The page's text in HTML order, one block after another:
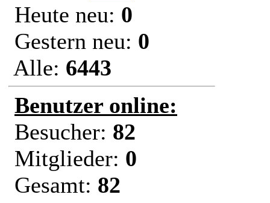
Heute neu: 0
Gestern neu: 0
Alle: 6443
Benutzer online:
Besucher: 82
Mitglieder: 0
Gesamt: 82